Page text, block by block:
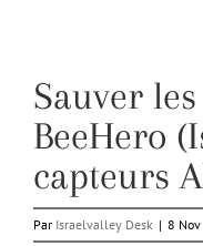
Sauver
BeeHero
capteurs
Par Israelvalley Desk | 8